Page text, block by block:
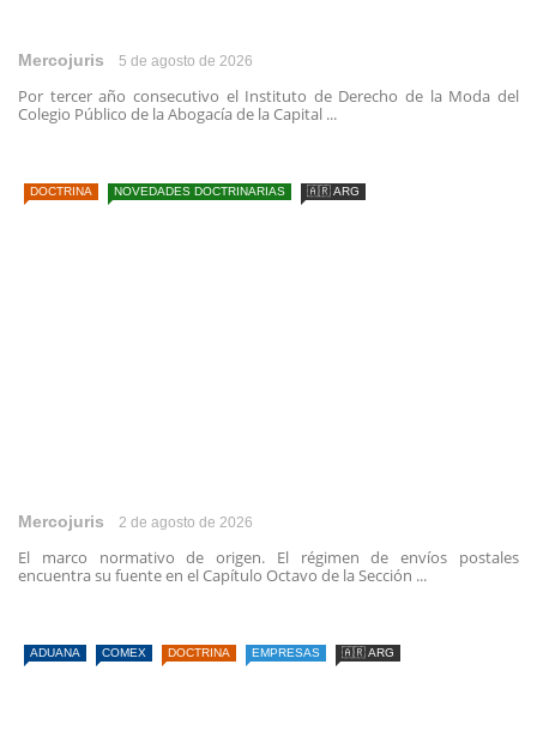
Mercojuris 5 de agosto de 2026
Por tercer año consecutivo el Instituto de Derecho de la Moda del
Colegio Público de la Abogacía de la Capital ...
DOCTRINA NOVEDADES DOCTRINARIAS 🇦🇷 ARG
Mercojuris 2 de agosto de 2026
El marco normativo de origen. El régimen de envíos postales
encuentra su fuente en el Capítulo Octavo de la Sección ...
ADUANA COMEX DOCTRINA EMPRESAS 🇦🇷 ARG